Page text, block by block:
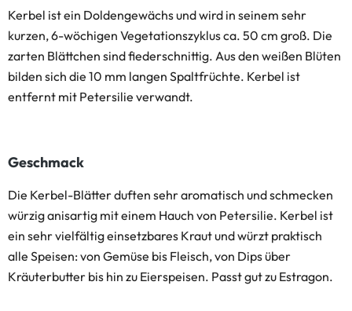
Kerbel ist ein Doldengewächs und wird in seinem sehr
kurzen, 6-wöchigen Vegetationszyklus ca. 50 cm groß. Die
zarten Blättchen sind fiederschnittig. Aus den weißen Blüten
bilden sich die 10 mm langen Spaltfrüchte. Kerbel ist
entfernt mit Petersilie verwandt.
Geschmack
Die Kerbel-Blätter duften sehr aromatisch und schmecken
würzig anisartig mit einem Hauch von Petersilie. Kerbel ist
ein sehr vielfältig einsetzbares Kraut und würzt praktisch
alle Speisen: von Gemüse bis Fleisch, von Dips über
Kräuterbutter bis hin zu Eierspeisen. Passt gut zu Estragon.